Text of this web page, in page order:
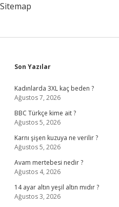
Sitemap
Sidebar
Son Yazılar
Kadınlarda 3XL kaç beden ?
Ağustos 7, 2026
BBC Türkçe kime ait ?
Ağustos 5, 2026
Karnı şişen kuzuya ne verilir ?
Ağustos 5, 2026
Avam mertebesi nedir ?
Ağustos 4, 2026
14 ayar altın yeşil altın mıdır ?
Ağustos 3, 2026